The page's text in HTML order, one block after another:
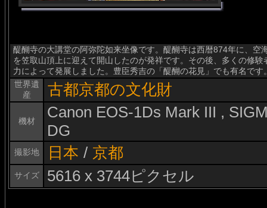
醍醐寺の大講堂の阿弥陀如来坐像です。醍醐寺は西暦874年に、空
を笠取山頂上に迎えて開山したのが発祥です。その後、多くの修
力によって発展しました。豊臣秀吉の「醍醐の花見」でも有名です
世界遺
産
古都京都の文化財
機材
Canon EOS-1Ds Mark III ,
DG
撮影地 日本 / 京都
サイズ 5616 x 3744ピクセル